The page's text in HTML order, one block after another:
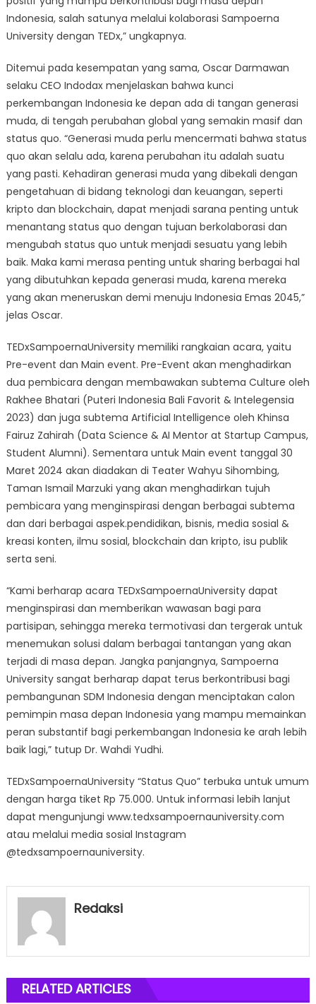
Indonesia, salah satunya melalui kolaborasi Sampoerna
University dengan TEDx,” ungkapnya.
Ditemui pada kesempatan yang sama, Oscar Darmawan
selaku CEO Indodax menjelaskan bahwa kunci
perkembangan Indonesia ke depan ada di tangan generasi
muda, di tengah perubahan global yang semakin masif dan
status quo. “Generasi muda perlu mencermati bahwa status
quo akan selalu ada, karena perubahan itu adalah suatu
yang pasti. Kehadiran generasi muda yang dibekali dengan
pengetahuan di bidang teknologi dan keuangan, seperti
kripto dan blockchain, dapat menjadi sarana penting untuk
menantang status quo dengan tujuan berkolaborasi dan
mengubah status quo untuk menjadi sesuatu yang lebih
baik. Maka kami merasa penting untuk sharing berbagai hal
yang dibutuhkan kepada generasi muda, karena mereka
yang akan meneruskan demi menuju Indonesia Emas 2045,”
jelas Oscar.
TEDxSampoernaUniversity memiliki rangkaian acara, yaitu
Pre-event dan Main event. Pre-Event akan menghadirkan
dua pembicara dengan membawakan subtema Culture oleh
Rakhee Bhatari (Puteri Indonesia Bali Favorit & Intelegensia
2023) dan juga subtema Artificial Intelligence oleh Khinsa
Fairuz Zahirah (Data Science & AI Mentor at Startup Campus,
Student Alumni). Sementara untuk Main event tanggal 30
Maret 2024 akan diadakan di Teater Wahyu Sihombing,
Taman Ismail Marzuki yang akan menghadirkan tujuh
pembicara yang menginspirasi dengan berbagai subtema
dan dari berbagai aspek.pendidikan, bisnis, media sosial &
kreasi konten, ilmu sosial, blockchain dan kripto, isu publik
serta seni.
“Kami berharap acara TEDxSampoernaUniversity dapat
menginspirasi dan memberikan wawasan bagi para
partisipan, sehingga mereka termotivasi dan tergerak untuk
menemukan solusi dalam berbagai tantangan yang akan
terjadi di masa depan. Jangka panjangnya, Sampoerna
University sangat berharap dapat terus berkontribusi bagi
pembangunan SDM Indonesia dengan menciptakan calon
pemimpin masa depan Indonesia yang mampu memainkan
peran substantif bagi perkembangan Indonesia ke arah lebih
baik lagi,” tutup Dr. Wahdi Yudhi.
TEDxSampoernaUniversity “Status Quo” terbuka untuk umum
dengan harga tiket Rp 75.000. Untuk informasi lebih lanjut
dapat mengunjungi www.tedxsampoernauniversity.com
atau melalui media sosial Instagram
@tedxsampoernauniversity.
Redaksi
RELATED ARTICLES